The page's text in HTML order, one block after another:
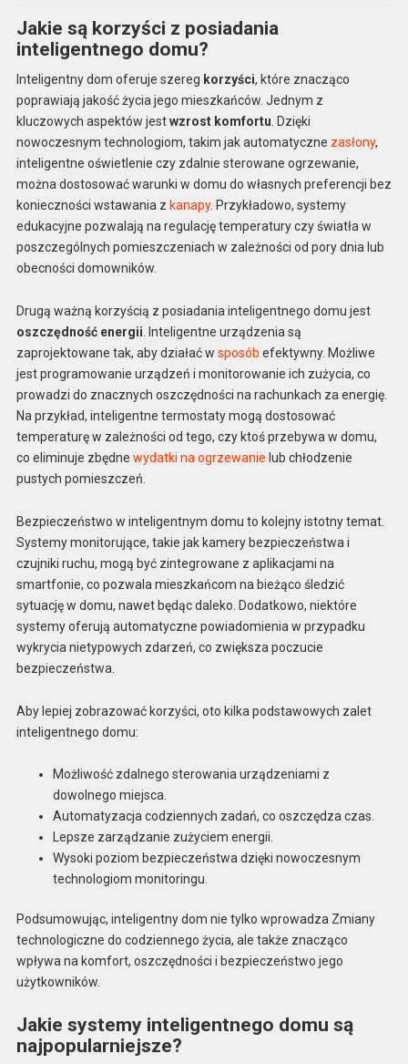
Jakie są korzyści z posiadania
inteligentnego domu?
Inteligentny dom oferuje szereg korzyści, które znacząco
poprawiają jakość życia jego mieszkańców. Jednym z
kluczowych aspektów jestwzrost komfortu. Dzięki
nowoczesnym technologiom, takim jak automatyczne zasłony,
inteligentne oświetlenie czy zdalnie sterowane ogrzewanie,
można dostosować warunki w domu do własnych preferencji bez
konieczności wstawania z kanapy. Przykładowo, systemy
edukacyjne pozwalają na regulację temperatury czy światła w
poszczególnych pomieszczeniach w zależności od pory dnia lub
obecności domowników.
Drugą ważną korzyścią z posiadania inteligentnego domu jest
oszczędność energii . Inteligentne urządzenia są
zaprojektowane tak, aby działać w sposób efektywny. Możliwe
jest programowanie urządzeń i monitorowanie ich zużycia, co
prowadzi do znacznych oszczędności na rachunkach za energię.
Na przykład, inteligentne termostaty mogą dostosować
temperaturę w zależności od tego, czy ktoś przebywa w domu,
co eliminuje zbędne wydatki na ogrzewanie lub chłodzenie
pustych pomieszczeń.
Bezpieczeństwo w inteligentnym domu to kolejny istotny temat.
Systemy monitorujące, takie jak kamery bezpieczeństwa i
czujniki ruchu, mogą być zintegrowane z aplikacjami na
smartfonie, co pozwala mieszkańcom na bieżąco śledzić
sytuację w domu, nawet będąc daleko. Dodatkowo, niektóre
systemy oferują automatyczne powiadomienia w przypadku
wykrycia nietypowych zdarzeń, co zwiększa poczucie
bezpieczeństwa.
Aby lepiej zobrazować korzyści, oto kilka podstawowych zalet
inteligentnego domu:
Możliwość zdalnego sterowania urządzeniami z
dowolnego miejsca.
Automatyzacja codziennych zadań, co oszczędza czas.
Lepsze zarządzanie zużyciem energii.
Wysoki poziom bezpieczeństwa dzięki nowoczesnym
technologiom monitoringu.
Podsumowując, inteligentny dom nie tylko wprowadza Zmiany
technologiczne do codziennego życia, ale także znacząco
wpływa na komfort, oszczędności i bezpieczeństwo jego
użytkowników.
Jakie systemy inteligentnego domu są
najpopularniejsze?